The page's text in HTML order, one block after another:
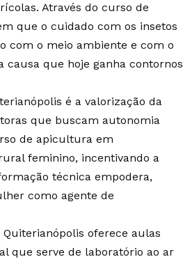
Através do curso de
que o cuidado com os insetos
com o meio ambiente e com o
que hoje ganha contornos
é a valorização da
que buscam autonomia
de apicultura em
feminino, incentivando a
técnica empodera,
como agente de
oferece aulas
que serve de laboratório ao ar